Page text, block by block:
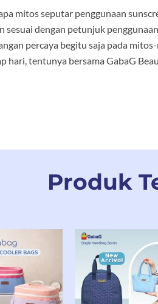
mitos seputar penggunaan
sesuai dengan petunjuk
percaya begitu saja pada
hari, tentunya bersama GabaG
Produk